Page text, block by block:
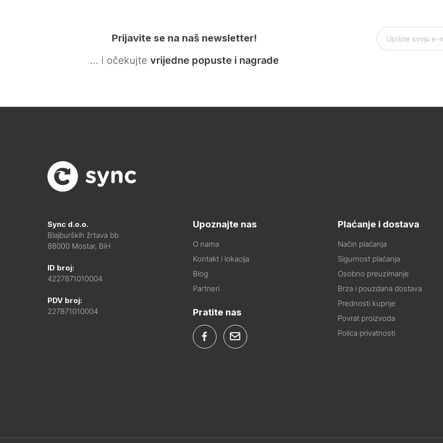
Prijavite se na naš newsletter!
… i očekujte vrijedne popuste i nagrade
Sync d.o.o.
Blajburških žrtava bb
88000 Mostar, BiH
ID broj:
4227871010004
PDV broj:
227871010004
Upoznajte nas
O nama
Kontakt i lokacija
Blog
Partneri
Pratite nas
Plaćanje i dostava
Način plaćanja
Sigurnost plaćanja
Osobno preuzimanje
Brza i pouzdana dostava
Prednosti kupnje
Povrat proizvoda
Polica privatnosti